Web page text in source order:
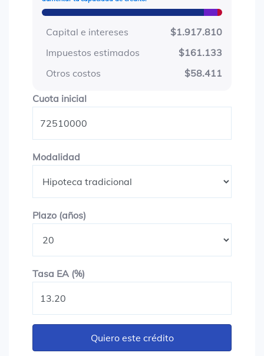
Capital e intereses
$1.917.810
Impuestos estimados
$161.133
Otros costos
$58.411
Cuota inicialCuota inicial
Modalidad
Plazo (años)
Tasa EA (%)
Quiero este crédito